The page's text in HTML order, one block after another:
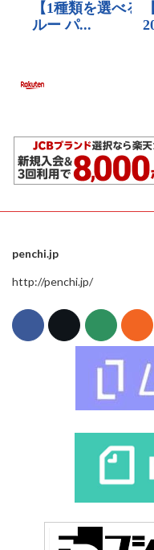
penchi.jp
http://penchi.jp/